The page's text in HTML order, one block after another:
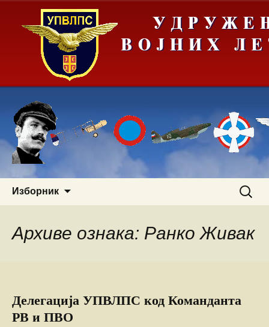
Изборник
Архиве ознака: Ранко Живак
Делегација УПВЛПС код Команданта
РВ и ПВО